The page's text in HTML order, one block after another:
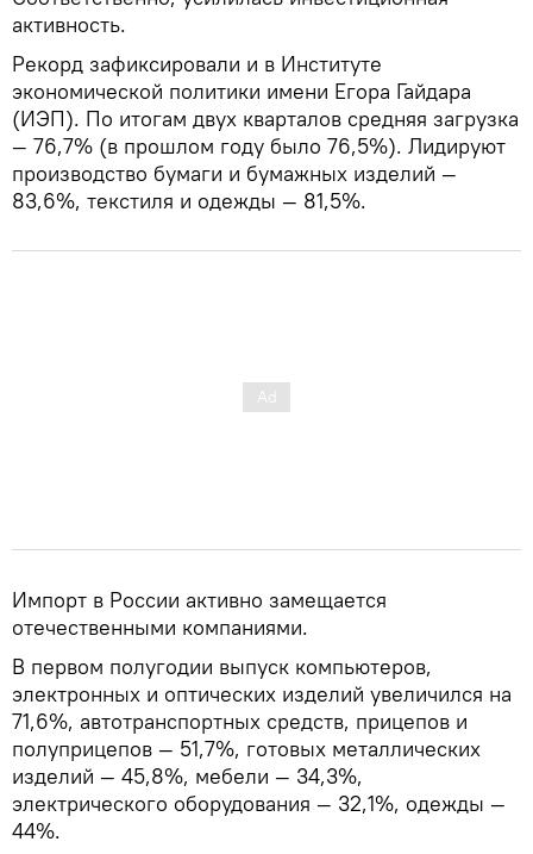
активность.
Рекорд зафиксировали и в Институте
экономической политики имени Егора Гайдара
(ИЭП). По итогам двух кварталов средняя загрузка
— 76,7% (в прошлом году было 76,5%). Лидируют
производство бумаги и бумажных изделий —
83,6%, текстиля и одежды — 81,5%.
Импорт в России активно замещается
отечественными компаниями.
В первом полугодии выпуск компьютеров,
электронных и оптических изделий увеличился на
71,6%, автотранспортных средств, прицепов и
полуприцепов — 51,7%, готовых металлических
изделий — 45,8%, мебели — 34,3%,
электрического оборудования — 32,1%, одежды —
44%.